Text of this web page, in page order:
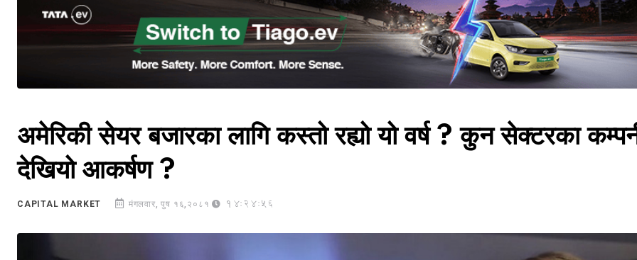
अमेरिकी सेयर बजारका लागि कस्तो रह्यो यो वर्ष ? कुन सेक्टरका
देखियो आकर्षण ?
CAPITAL MARKET मंगलवार, पुष १६,२०८१ 14:24:56